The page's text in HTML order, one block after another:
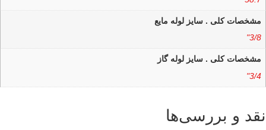
مشخصات کلی . سایز لوله مایع
3/8"
مشخصات کلی . سایز لوله گاز
3/4"
نقد و بررسی‌ها